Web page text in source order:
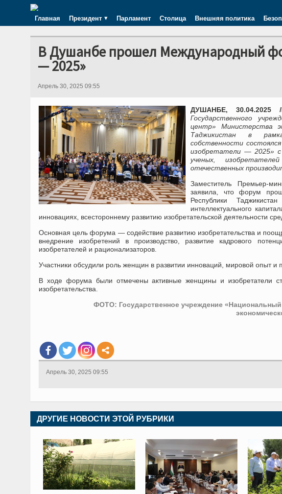
Главная Президент Парламент Столица Внешняя политика
В Душанбе прошел Международный
— 2025»
Апрель 30, 2025 09:55
ДУШАНБЕ, 30.04.2025
Государственного
центр» Министерства
Таджикистан в
собственности
изобретатели — 2025» с
ученых,
отечественных
Заместитель Премьер-
заявила, что форум
Республики
интеллектуального
инновациях, всестороннему развитию изобретательской деятельности
Основная цель форума — содействие развитию изобретательства и
внедрение изобретений в производство, развитие кадрового
изобретателей и рационализаторов.
Участники обсудили роль женщин в развитии инноваций, мировой опыт и
В ходе форума были отмечены активные женщины и изобретатели
изобретательства.
ФОТО: Государственное учреждение
Апрель 30, 2025 09:55
ДРУГИЕ НОВОСТИ ЭТОЙ РУБРИКИ